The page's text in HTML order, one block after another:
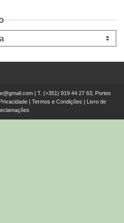
| T. (+351) 919 44 27 63, Portes
| Termos e Condições
Livro de